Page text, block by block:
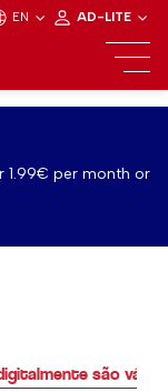
EN AD-LITE
1.99€ per month or
são